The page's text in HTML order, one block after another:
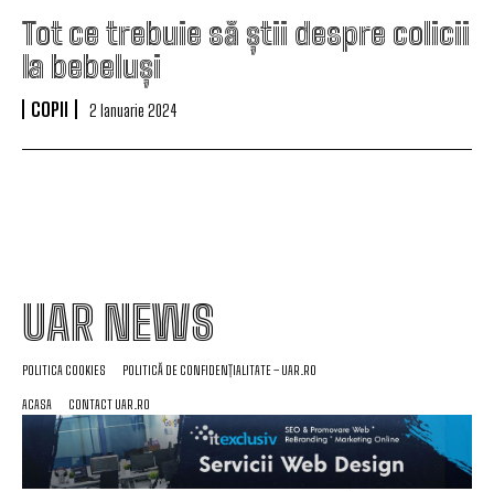
Tot ce trebuie să știi despre colicii
la bebeluși
COPII 2 Ianuarie 2024
UAR NEWS
POLITICA COOKIES POLITICĂ DE CONFIDENȚIALITATE – UAR.RO
ACASA CONTACT UAR.RO